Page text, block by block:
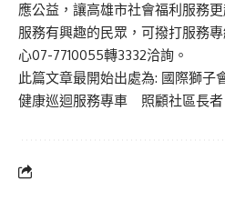
應公益，讓高雄市社會福利服務
服務有興趣的民眾，可撥打服務
心07-7710055轉3332洽詢。
此篇文章最開始出處為: 國際獅子
健康巡迴服務專車 照顧社區長者